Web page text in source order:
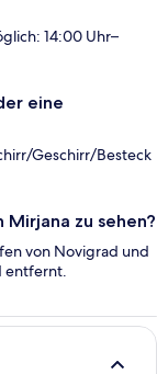
14:00 Uhr–
eine
Geschirr/Besteck
zu sehen?
von Novigrad und
entfernt.